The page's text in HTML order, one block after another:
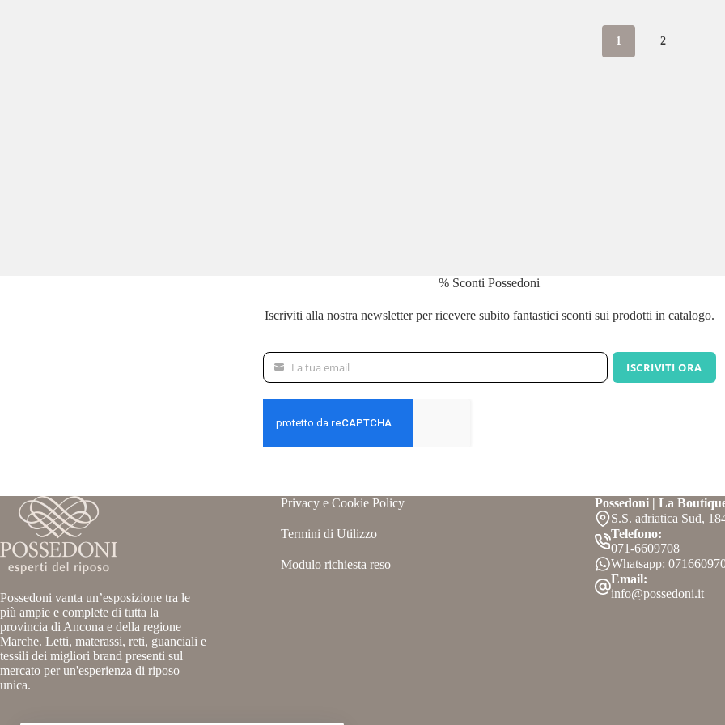
1 2
% Sconti Possedoni
Iscriviti alla nostra newsletter per ricevere subito fantastici sconti sui prodotti in catalogo.
La
tua
email
La tua email ISCRIVITI ORA
Possedoni vanta un’esposizione tra le
più ampie e complete di tutta la
provincia di Ancona e della regione
Marche. Letti, materassi, reti, guanciali e
tessili dei migliori brand presenti sul
mercato per un'esperienza di riposo
unica.
Privacy e Cookie Policy
Termini di Utilizzo
Modulo richiesta reso
Possedoni | La
S.S. adriatica Sud,
Telefono:
071-6609708
Whatsapp:
Email:
info@possedoni.it